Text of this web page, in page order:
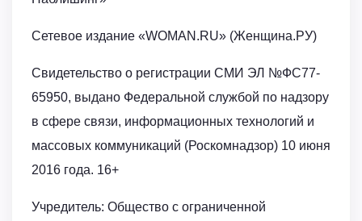
Сетевое издание «WOMAN.RU» (Женщина.РУ)
Свидетельство о регистрации СМИ ЭЛ №ФС77-
65950, выдано Федеральной службой по надзору
в сфере связи, информационных технологий и
массовых коммуникаций (Роскомнадзор) 10 июня
2016 года. 16+
Учредитель: Общество с ограниченной